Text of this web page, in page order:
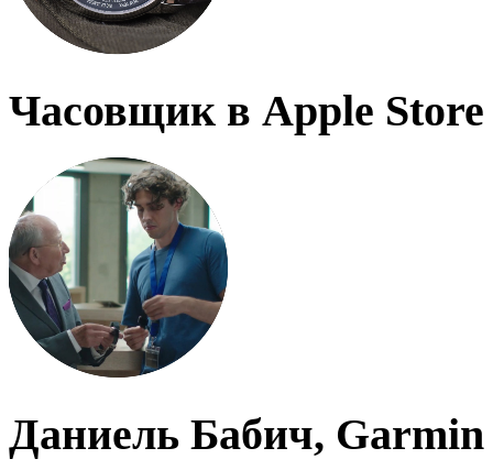
Часовщик в Apple Store
Даниель Бабич, Garmin